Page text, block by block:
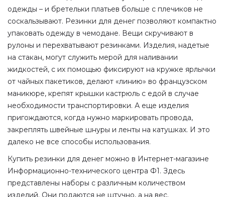
одежды – и бретельки платьев больше с плечиков не
соскальзывают. Резинки для денег позволяют компактно
упаковать одежду в чемодане. Вещи скручивают в
рулоны и перехватывают резинками. Изделия, надетые
на стакан, могут служить мерой для наливании
жидкостей, с их помощью фиксируют на кружке ярлычки
от чайных пакетиков, делают «линию» во французском
маникюре, крепят крышки кастрюль с едой в случае
необходимости транспортировки. А еще изделия
пригождаются, когда нужно маркировать провода,
закреплять швейные шнуры и ленты на катушках. И это
далеко не все способы использования.
Купить резинки для денег можно в Интернет-магазине
Информационно-технического центра Ф1. Здесь
представлены наборы с различным количеством
изделий. Они подаются не штучно, а на вес.